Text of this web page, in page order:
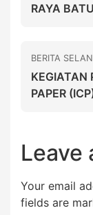
RAYA
BERITA
KEGIATAN
PAPER
Leave
Your email
fields are